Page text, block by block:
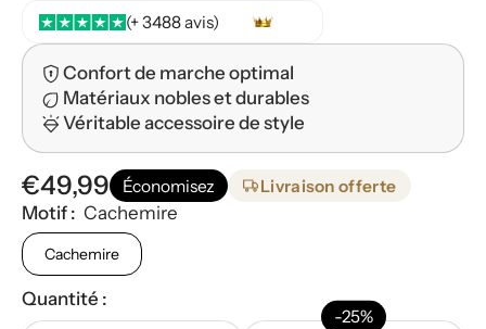
(+ 3488 avis)
Confort de marche optimal
Matériaux nobles et durables
Véritable accessoire de style
€49,99 Économisez Livraison offerte
Motif : Cachemire
Cachemire
Quantité :
-25%